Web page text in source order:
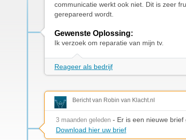
communicatie werkt ook niet. Dit is zeer
gerepareerd wordt.
Gewenste Oplossing:
Ik verzoek om reparatie van mijn tv.
Reageer als bedrijf
Bericht van Robin van Klacht.nl
3 maanden geleden - Er is een nieuwe
Download hier uw brief